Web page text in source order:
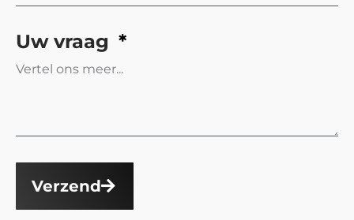
Uw vraag
Verzend